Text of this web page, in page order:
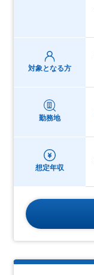
対象となる方
勤務地
想定年収